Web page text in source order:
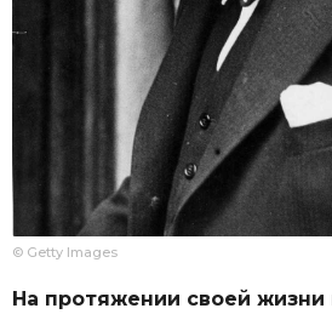
© Getty Images
На протяжении своей